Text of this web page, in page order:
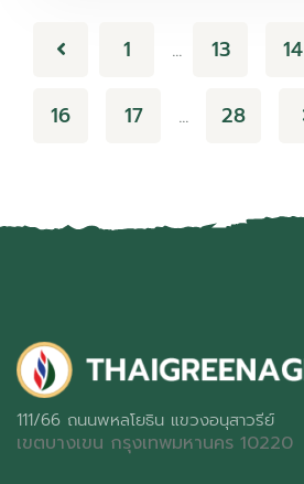
1 … 13 14
16 17 … 28
111/66 ถนนพหลโยธิน แขวงอนุสาวรีย์
เขตบางเขน กรุงเทพมหานคร 10220